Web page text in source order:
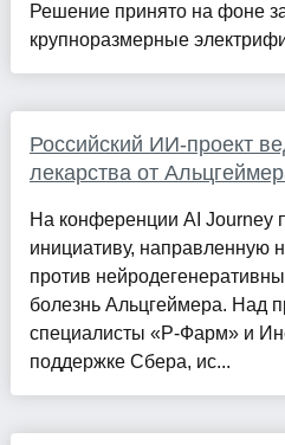
Решение принято на фоне
крупноразмерные
Российский ИИ-проект
лекарства от
На конференции AI Journey
инициативу, направленную
против
болезнь Альцгеймера. Над
специалисты «Р-Фарм» и
поддержке Сбера, ис...